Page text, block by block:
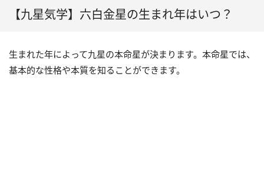
【九星気学】六白金星の生まれ年はいつ？
生まれた年によって九星の本命星が決まります。本命星では、
基本的な性格や本質を知ることができます。